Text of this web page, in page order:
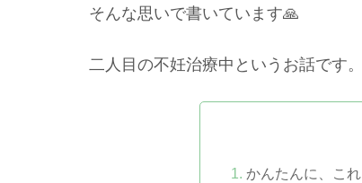
そんな思いで書いています🙏
二人目の不妊治療中というお話です。
かんたんに、こ